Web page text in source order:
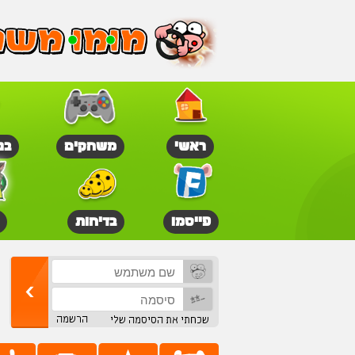
ראשי משחקים
פייסמו בדיחות
שכחתי את הסיסמה שלי הרשמה